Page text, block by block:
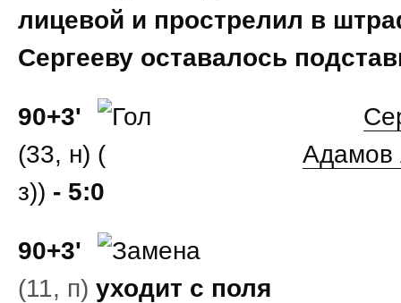
лицевой и прострелил в
Сергееву оставалось
90+3'
(33, н) (
Адамов
з)) - 5:0
90+3'
(11, п) уходит с поля